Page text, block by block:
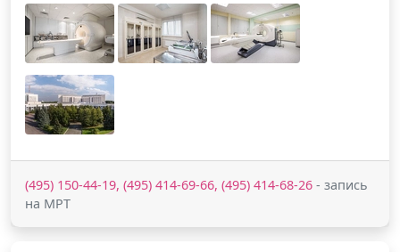
(495) 150-44-19, (495) 414-69-66, (495) 414-68-26 - запись
на МРТ